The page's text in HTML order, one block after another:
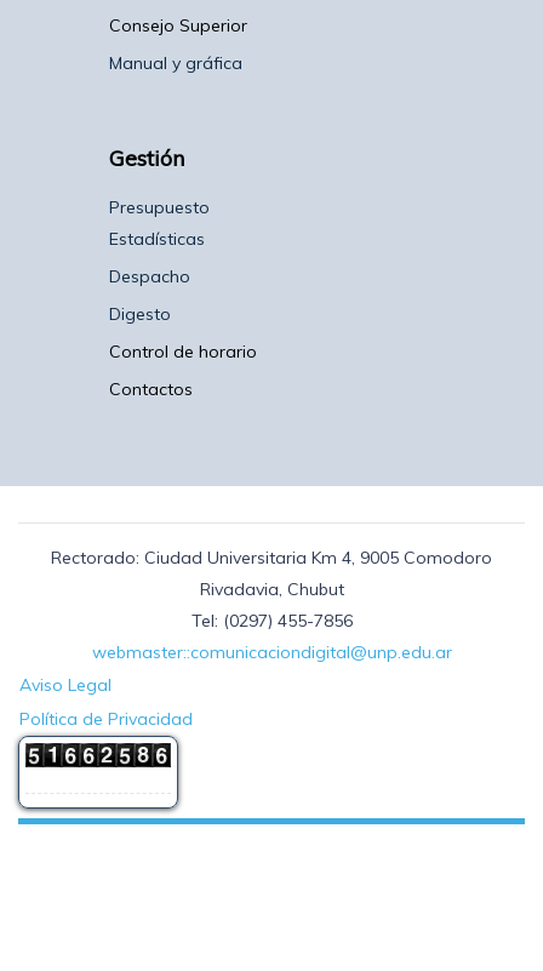
Consejo Superior
Manual y gráfica
Gestión
Presupuesto
Estadísticas
Despacho
Digesto
Control de horario
Contactos
Rectorado: Ciudad Universitaria Km 4, 9005 Comodoro
Rivadavia, Chubut
Tel: (0297) 455-7856
webmaster::comunicaciondigital@unp.edu.ar
Aviso Legal
Política de Privacidad